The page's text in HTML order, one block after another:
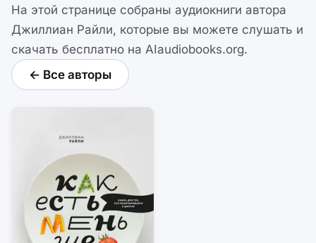
На этой странице собраны аудиокниги автора
Джиллиан Райли, которые вы можете слушать и
скачать бесплатно на AIaudiobooks.org.
← Все авторы